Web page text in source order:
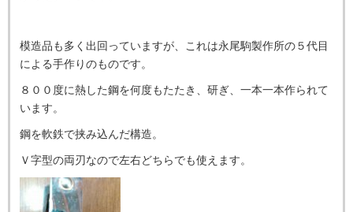
模造品も多く出回っていますが、これは永尾駒製作所の５代目
による手作りのものです。
８００度に熱した鋼を何度もたたき、研ぎ、一本一本作られて
います。
鋼を軟鉄で挟み込んだ構造。
Ｖ字型の両刃なので左右どちらでも使えます。